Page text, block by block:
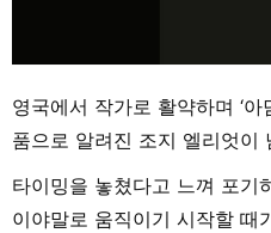
영국에서 작가로 활약하며 ‘아
품으로 알려진 조지 엘리엇이
타이밍을 놓쳤다고 느껴 포기
이야말로 움직이기 시작할 때